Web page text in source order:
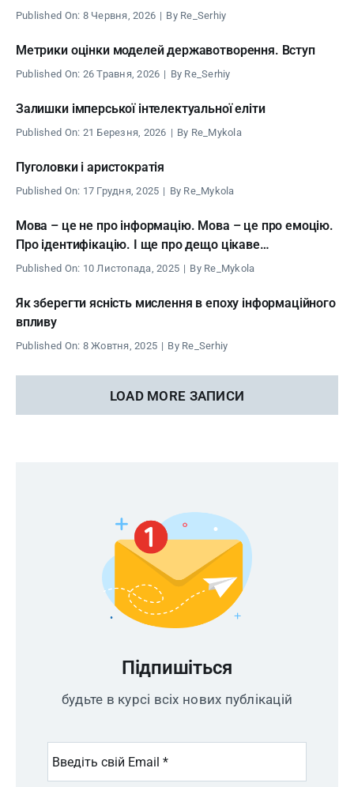
Published On: 8 Червня, 2026 | By Re_Serhiy
Метрики оцінки моделей державотворення. Вступ
Published On: 26 Травня, 2026 | By Re_Serhiy
Залишки імперської інтелектуальної еліти
Published On: 21 Березня, 2026 | By Re_Mykola
Пуголовки і аристократія
Published On: 17 Грудня, 2025 | By Re_Mykola
Мова – це не про інформацію. Мова – це про емоцію.
Про ідентифікацію. І ще про дещо цікаве…
Published On: 10 Листопада, 2025 | By Re_Mykola
Як зберегти ясність мислення в епоху інформаційного
впливу
Published On: 8 Жовтня, 2025 | By Re_Serhiy
LOAD MORE ЗАПИСИ
Підпишіться
будьте в курсі всіх нових публікацій